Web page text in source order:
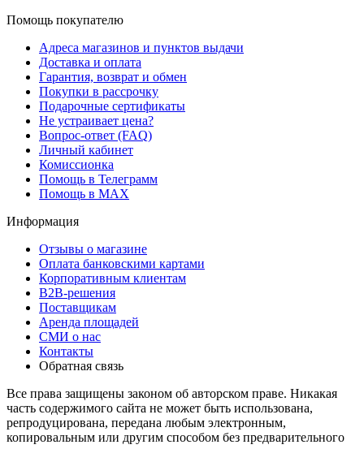
Помощь покупателю
Адреса магазинов и пунктов выдачи
Доставка и оплата
Гарантия, возврат и обмен
Покупки в рассрочку
Подарочные сертификаты
Не устраивает цена?
Вопрос-ответ (FAQ)
Личный кабинет
Комиссионка
Помощь в Телеграмм
Помощь в MAX
Информация
Отзывы о магазине
Оплата банковскими картами
Корпоративным клиентам
B2B-решения
Поставщикам
Аренда площадей
СМИ о нас
Контакты
Обратная связь
Все права защищены законом об авторском праве. Никакая
часть содержимого сайта не может быть использована,
репродуцирована, передана любым электронным,
копировальным или другим способом без предварительного